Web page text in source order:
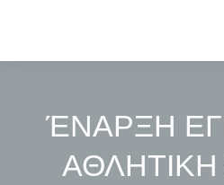
ΈΝΑΡΞΗ